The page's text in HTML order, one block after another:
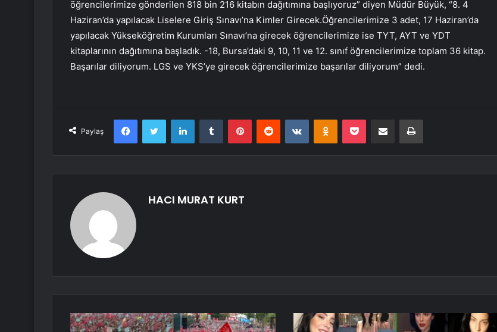
öğrencilerimize gönderilen 818 bin 216 kitabın dağıtımına başlıyoruz” diyen Müdür Büyük, “8. 4
Haziran’da yapılacak Liselere Giriş Sınavı’na Kimler Girecek.Öğrencilerimize 3 adet, 17 Haziran’da
yapılacak Yükseköğretim Kurumları Sınavı’na girecek öğrencilerimize ise TYT, AYT ve YDT
kitaplarının dağıtımına başladık. -18, Bursa’daki 9, 10, 11 ve 12. sınıf öğrencilerimize toplam 36 kitap.
Başarılar diliyorum. LGS ve YKS’ye girecek öğrencilerimize başarılar diliyorum” dedi.
Paylaş
FacebookTwitter LinkedInTumblr PinterestReddit VKontakteOdnoklassniki
Pocket E-Posta ile paylaş Yazdır
HACI MURAT KURT